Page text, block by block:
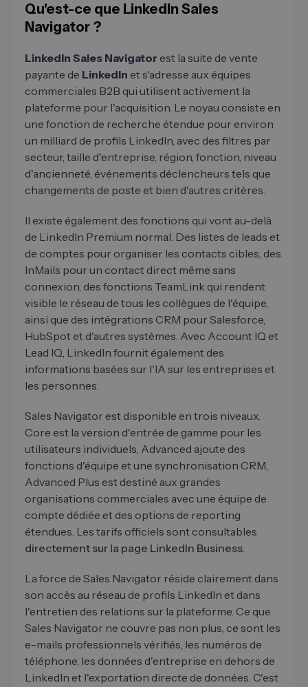
Qu'est-ce que LinkedIn Sales
Navigator ?
LinkedIn Sales Navigator est la suite de vente
payante de LinkedIn et s'adresse aux équipes
commerciales B2B qui utilisent activement la
plateforme pour l'acquisition. Le noyau consiste en
une fonction de recherche étendue pour environ
un milliard de profils LinkedIn, avec des filtres par
secteur, taille d'entreprise, région, fonction, niveau
d'ancienneté, événements déclencheurs tels que
changements de poste et bien d'autres critères.
Il existe également des fonctions qui vont au-delà
de LinkedIn Premium normal. Des listes de leads et
de comptes pour organiser les contacts cibles, des
InMails pour un contact direct même sans
connexion, des fonctions TeamLink qui rendent
visible le réseau de tous les collègues de l'équipe,
ainsi que des intégrations CRM pour Salesforce,
HubSpot et d'autres systèmes. Avec Account IQ et
Lead IQ, LinkedIn fournit également des
informations basées sur l'IA sur les entreprises et
les personnes.
Sales Navigator est disponible en trois niveaux.
Core est la version d'entrée de gamme pour les
utilisateurs individuels, Advanced ajoute des
fonctions d'équipe et une synchronisation CRM,
Advanced Plus est destiné aux grandes
organisations commerciales avec une équipe de
compte dédiée et des options de reporting
étendues. Les tarifs officiels sont consultables
directement sur la page LinkedIn Business.
La force de Sales Navigator réside clairement dans
son accès au réseau de profils LinkedIn et dans
l'entretien des relations sur la plateforme. Ce que
Sales Navigator ne couvre pas non plus, ce sont les
e-mails professionnels vérifiés, les numéros de
téléphone, les données d'entreprise en dehors de
LinkedIn et l'exportation directe de données. C'est